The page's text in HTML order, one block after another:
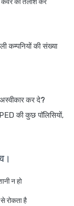
कवर की तलाश करें
कम्पनियों की संख्या
अस्वीकार कर दे?
की कुछ पॉलिसियों,
न हो
रोकता है